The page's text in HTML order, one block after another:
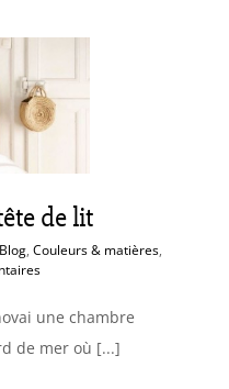
de lit
Blog, Couleurs & matières,
une chambre
de mer où [...]